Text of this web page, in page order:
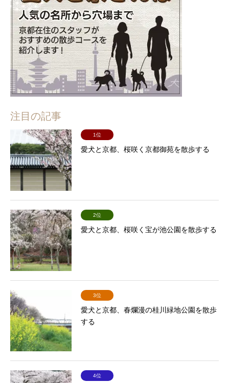
注目の記事
1位
愛犬と京都、桜咲く京都御苑を散歩する
2位
愛犬と京都、桜咲く宝が池公園を散歩する
3位
愛犬と京都、春爛漫の桂川緑地公園を散歩
する
4位